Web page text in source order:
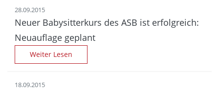
28.09.2015
Neuer Babysitterkurs des ASB ist erfolgreich:
Neu­auf­lage geplant
Weiter Lesen
18.09.2015